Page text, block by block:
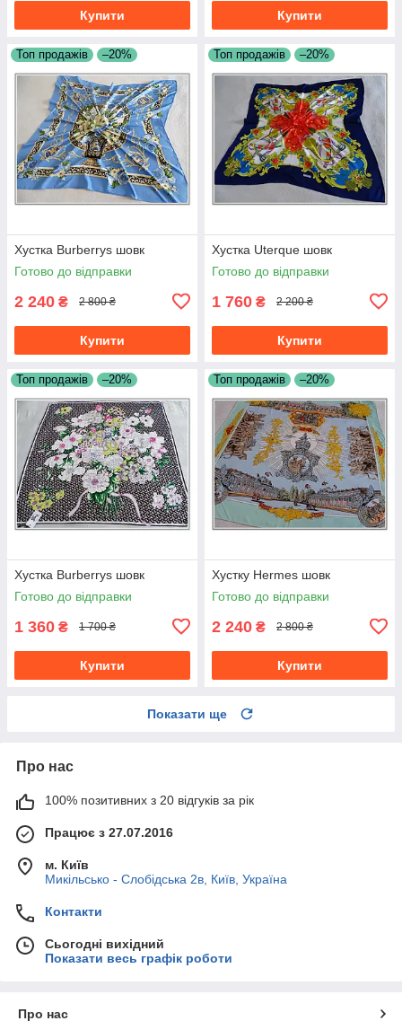
Купити Купити
Топ продажів –20%
Хустка Burberrys шовк
Готово до відправки
2 240 ₴ 2 800 ₴
Купити
Топ продажів –20%
Хустка Uterque шовк
Готово до відправки
1 760 ₴ 2 200 ₴
Купити
Топ продажів –20%
Хустка Burberrys шовк
Готово до відправки
1 360 ₴ 1 700 ₴
Купити
Топ продажів –20%
Хустку Hermes шовк
Готово до відправки
2 240 ₴ 2 800 ₴
Купити
Показати ще
Про нас
100% позитивних з 20 відгуків за рік
Працює з 27.07.2016
м. Київ
Микільсько - Слобідська 2в, Київ, Україна
Контакти
Сьогодні вихідний
Показати весь графік роботи
Про нас